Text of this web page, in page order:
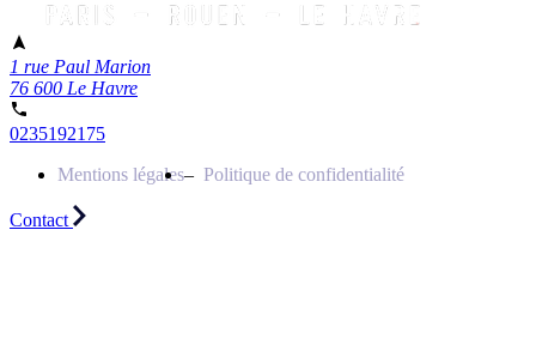
1 rue Paul Marion
76 600 Le Havre
0235192175
Mentions légales
Politique de confidentialité
Contact